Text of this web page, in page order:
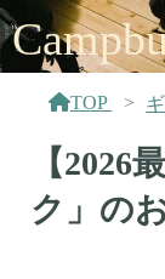
TOP
【2026
ク」の